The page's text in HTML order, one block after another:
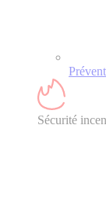
Sécurité